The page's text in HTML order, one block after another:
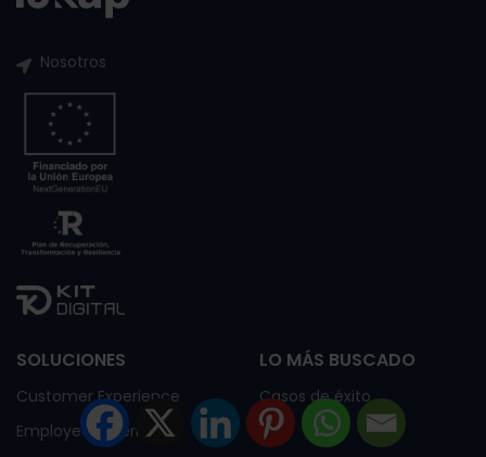
Nosotros
SOLUCIONES
Customer Experience
Employee Experience
LO MÁS BUSCADO
Casos de éxito
Blog